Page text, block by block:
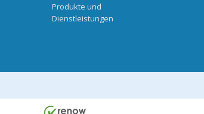
Produkte und
Dienstleistungen